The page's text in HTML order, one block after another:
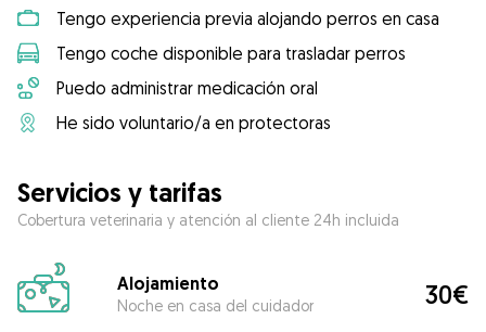
Tengo experiencia previa alojando perros en casa
Tengo coche disponible para trasladar perros
Puedo administrar medicación oral
He sido voluntario/a en protectoras
Servicios y tarifas
Cobertura veterinaria y atención al cliente 24h incluida
Alojamiento
Noche en casa del cuidador 30€